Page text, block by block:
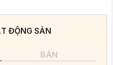
ĐỘNG SẢN
BÁN